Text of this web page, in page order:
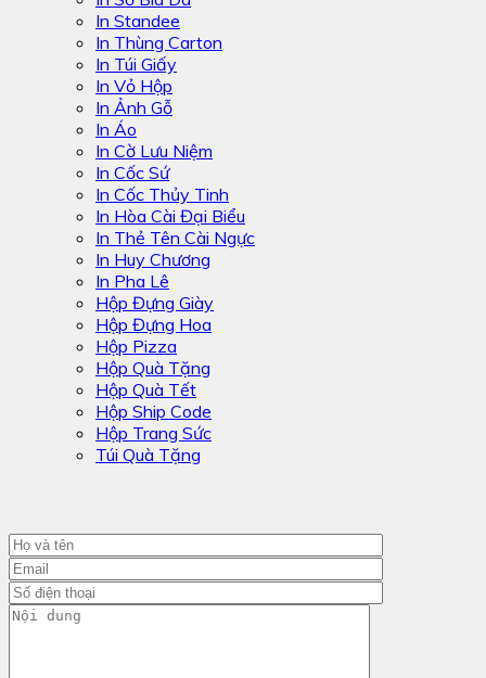
In Standee
In Thùng Carton
In Túi Giấy
In Vỏ Hộp
In Ảnh Gỗ
In Áo
In Cờ Lưu Niệm
In Cốc Sứ
In Cốc Thủy Tinh
In Hòa Cài Đại Biểu
In Thẻ Tên Cài Ngực
In Huy Chương
In Pha Lê
Hộp Đựng Giày
Hộp Đựng Hoa
Hộp Pizza
Hộp Quà Tặng
Hộp Quà Tết
Hộp Ship Code
Hộp Trang Sức
Túi Quà Tặng